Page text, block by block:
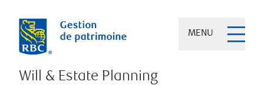
MENU
Will & Estate Planning